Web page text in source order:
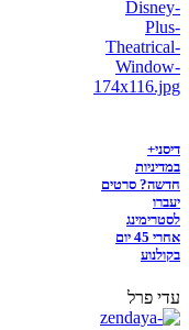
דיסני+
במדיניות
חדשה? סרטים
יעברו
לסטרימינג
אחרי 45 יום
בקולנוע
עדי פרל